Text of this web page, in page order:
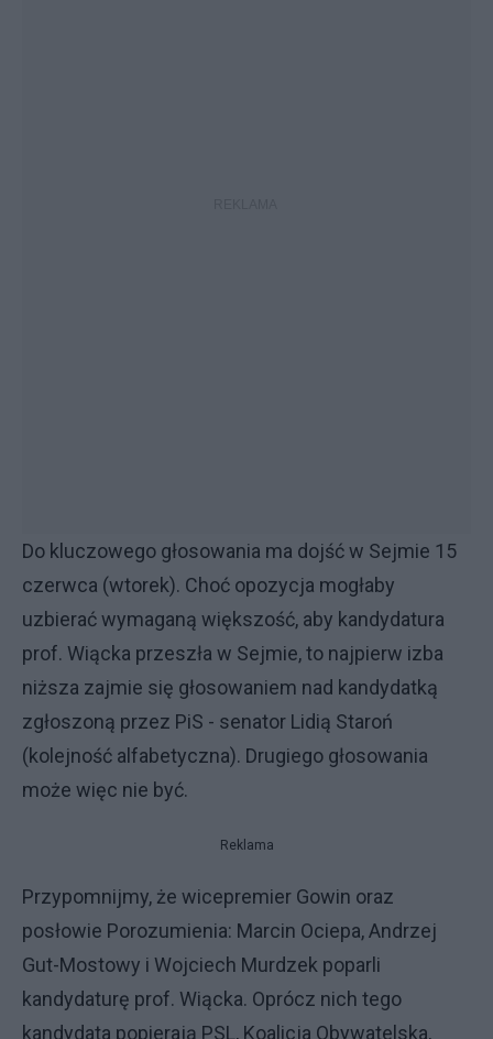
Do kluczowego głosowania ma dojść w Sejmie 15
czerwca (wtorek). Choć opozycja mogłaby
uzbierać wymaganą większość, aby kandydatura
prof. Wiącka przeszła w Sejmie, to najpierw izba
niższa zajmie się głosowaniem nad kandydatką
zgłoszoną przez PiS - senator Lidią Staroń
(kolejność alfabetyczna). Drugiego głosowania
może więc nie być.
Reklama
Przypomnijmy, że wicepremier Gowin oraz
posłowie Porozumienia: Marcin Ociepa, Andrzej
Gut-Mostowy i Wojciech Murdzek poparli
kandydaturę prof. Wiącka. Oprócz nich tego
kandydata popierają PSL, Koalicja Obywatelska,